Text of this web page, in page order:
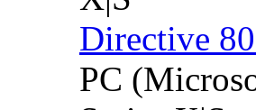
Directive
PC